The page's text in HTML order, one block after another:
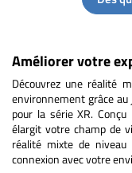
Améliorer votre
Découvrez une réalité
environnement grâce
pour la série XR.
élargit votre champ de
réalité mixte de
connexion avec votre